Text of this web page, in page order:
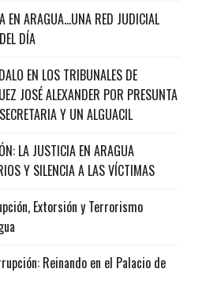
EN ARAGUA…UNA RED JUDICIAL
DÍA
EN LOS TRIBUNALES DE
JOSÉ ALEXANDER POR PRESUNTA
Y UN ALGUACIL
LA JUSTICIA EN ARAGUA
Y SILENCIA A LAS VÍCTIMAS
Extorsión y Terrorismo
Reinando en el Palacio de